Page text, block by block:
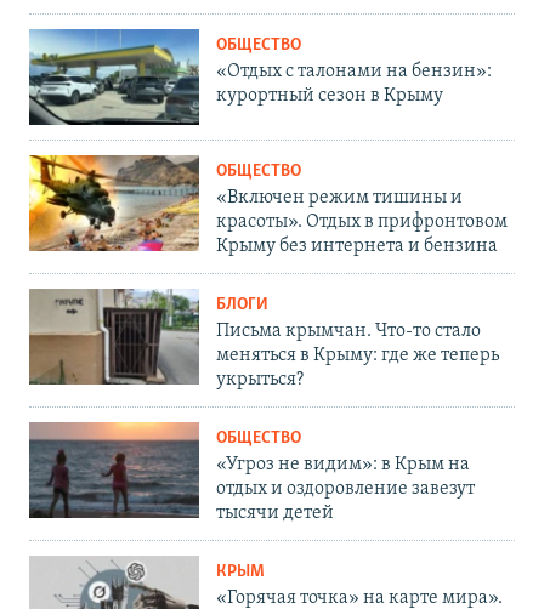
ОБЩЕСТВО
«Отдых с талонами на бензин»:
курортный сезон в Крыму
ОБЩЕСТВО
«Включен режим тишины и
красоты». Отдых в прифронтовом
Крыму без интернета и бензина
БЛОГИ
Письма крымчан. Что-то стало
меняться в Крыму: где же теперь
укрыться?
ОБЩЕСТВО
«Угроз не видим»: в Крым на
отдых и оздоровление завезут
тысячи детей
КРЫМ
«Горячая точка» на карте мира».